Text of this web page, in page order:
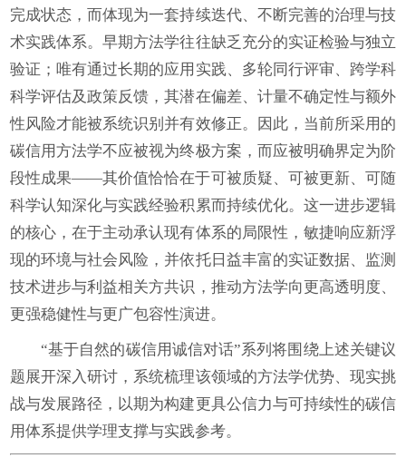
完成状态，而体现为一套持续迭代、不断完善的治理与技
术实践体系。早期方法学往往缺乏充分的实证检验与独立
验证；唯有通过长期的应用实践、多轮同行评审、跨学科
科学评估及政策反馈，其潜在偏差、计量不确定性与额外
性风险才能被系统识别并有效修正。因此，当前所采用的
碳信用方法学不应被视为终极方案，而应被明确界定为阶
段性成果——其价值恰恰在于可被质疑、可被更新、可随
科学认知深化与实践经验积累而持续优化。这一进步逻辑
的核心，在于主动承认现有体系的局限性，敏捷响应新浮
现的环境与社会风险，并依托日益丰富的实证数据、监测
技术进步与利益相关方共识，推动方法学向更高透明度、
更强稳健性与更广包容性演进。
“基于自然的碳信用诚信对话”系列将围绕上述关键议
题展开深入研讨，系统梳理该领域的方法学优势、现实挑
战与发展路径，以期为构建更具公信力与可持续性的碳信
用体系提供学理支撑与实践参考。